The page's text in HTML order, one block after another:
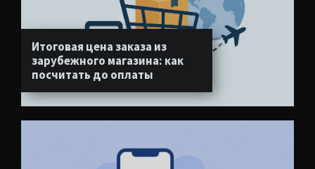
Итоговая цена заказа из
зарубежного магазина: как
посчитать до оплаты